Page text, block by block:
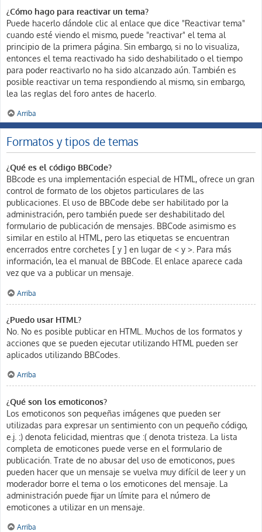
¿Cómo hago para reactivar un tema?
Puede hacerlo dándole clic al enlace que dice "Reactivar tema"
cuando esté viendo el mismo, puede "reactivar" el tema al
principio de la primera página. Sin embargo, si no lo visualiza,
entonces el tema reactivado ha sido deshabilitado o el tiempo
para poder reactivarlo no ha sido alcanzado aún. También es
posible reactivar un tema respondiendo al mismo, sin embargo,
lea las reglas del foro antes de hacerlo.
Arriba
Formatos y tipos de temas
¿Qué es el código BBCode?
BBcode es una implementación especial de HTML, ofrece un gran
control de formato de los objetos particulares de las
publicaciones. El uso de BBCode debe ser habilitado por la
administración, pero también puede ser deshabilitado del
formulario de publicación de mensajes. BBCode asimismo es
similar en estilo al HTML, pero las etiquetas se encuentran
encerrados entre corchetes [ y ] en lugar de < y >. Para más
información, lea el manual de BBCode. El enlace aparece cada
vez que va a publicar un mensaje.
Arriba
¿Puedo usar HTML?
No. No es posible publicar en HTML. Muchos de los formatos y
acciones que se pueden ejecutar utilizando HTML pueden ser
aplicados utilizando BBCodes.
Arriba
¿Qué son los emoticonos?
Los emoticonos son pequeñas imágenes que pueden ser
utilizadas para expresar un sentimiento con un pequeño código,
e.j. :) denota felicidad, mientras que :( denota tristeza. La lista
completa de emoticones puede verse en el formulario de
publicación. Trate de no abusar del uso de emoticonos, pues
pueden hacer que un mensaje se vuelva muy difícil de leer y un
moderador borre el tema o los emoticones del mensaje. La
administración puede fijar un límite para el número de
emoticones a utilizar en un mensaje.
Arriba